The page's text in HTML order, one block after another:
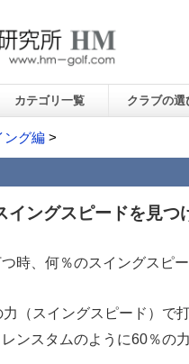
カテゴリ一覧 クラブの選
ング編 >
イングスピードを見つ
時、何％のスイングスピ
（スイングスピード）で
ンスタムのように60％の